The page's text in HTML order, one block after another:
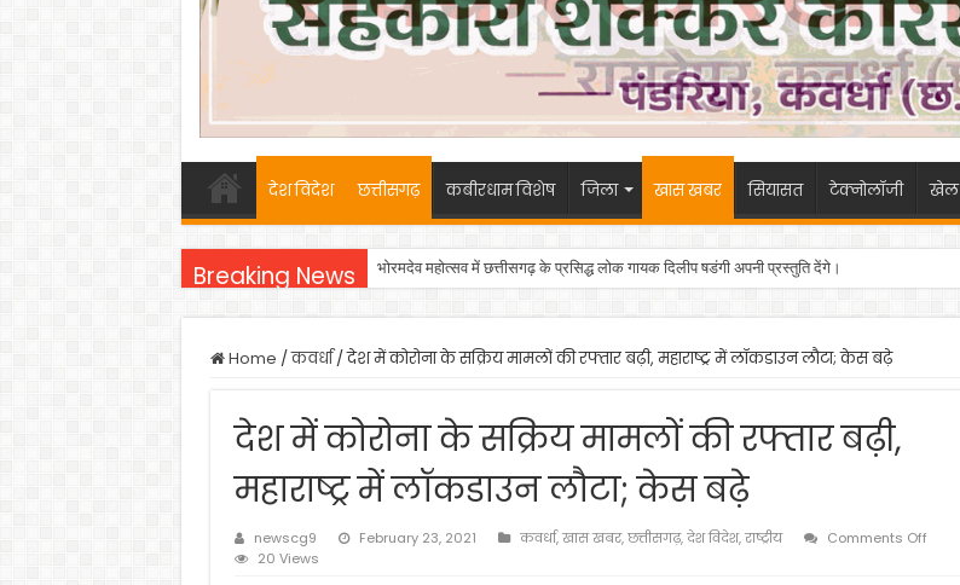
देश विदेश छत्तीसगढ़ कबीरधाम विशेष जिला खास खबर सियासत टेक्नोलॉजी खेल
Breaking News भोरमदेव महोत्सव में छत्तीसगढ़ के प्रसिद्ध लोक गायक दिलीप षडंगी अपनी प्रस्तुति देंगे।
Home /कवर्धा/देश में कोरोना के सक्रिय मामलों की रफ्तार बढ़ी, महाराष्ट्र में लॉकडाउन लौटा; केस बढ़े
देश में कोरोना के सक्रिय मामलों की रफ्तार बढ़ी,
महाराष्ट्र में लॉकडाउन लौटा; केस बढ़े
newscg9 February 23, 2021 कवर्धा,खास खबर,छत्तीसगढ़,देश विदेश,राष्ट्रीय Comments Offon
20 Views